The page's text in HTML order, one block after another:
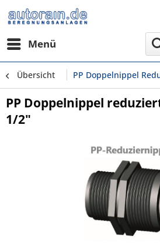
Menü
Übersicht PP Doppelnippel
PP Doppelnippel
1/2"